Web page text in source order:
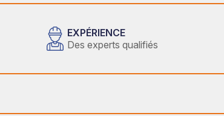
EXPÉRIENCE
Des experts qualifiés